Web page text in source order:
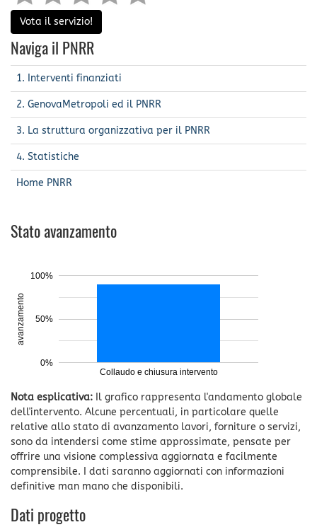
Vota il servizio!
Naviga il PNRR
1. Interventi finanziati
2. GenovaMetropoli ed il PNRR
3. La struttura organizzativa per il PNRR
4. Statistiche
Home PNRR
Stato avanzamento
Collaudo e chiusura intervento
0%
50%
100%
avanzamento
Nota esplicativa: Il grafico rappresenta l'andamento globale
dell'intervento. Alcune percentuali, in particolare quelle
relative allo stato di avanzamento lavori, forniture o servizi,
sono da intendersi come stime approssimate, pensate per
offrire una visione complessiva aggiornata e facilmente
comprensibile. I dati saranno aggiornati con informazioni
definitive man mano che disponibili.
Dati progetto